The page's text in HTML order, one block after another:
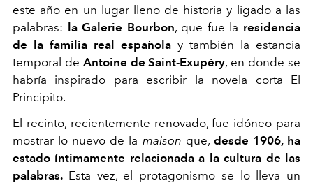
este año en un lugar lleno de historia y ligado a las
palabras: la Galerie Bourbon, que fue la residencia
de la familia real española y también la estancia
temporal de Antoine de Saint-Exupéry, en donde se
habría inspirado para escribir la novela corta El
Principito.
El recinto, recientemente renovado, fue idóneo para
mostrar lo nuevo de la maison que, desde 1906, ha
estado íntimamente relacionada a la cultura de las
palabras. Esta vez, el protagonismo se lo lleva un